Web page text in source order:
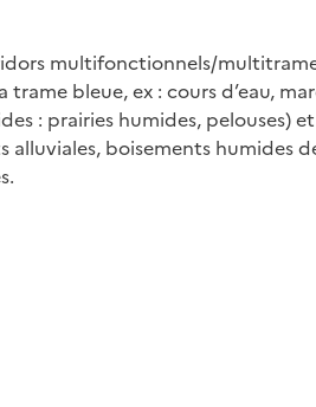
multifonctionnels/
bleue, ex : cours d’eau,
: prairies humides, pelouses)
alluviales, boisements humides